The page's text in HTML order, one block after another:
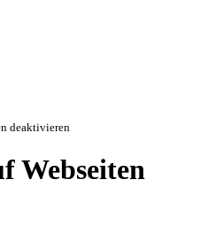
deaktivieren
Webseiten